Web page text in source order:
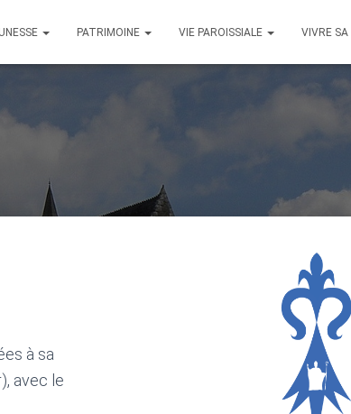
PATRIMOINE VIE PAROISSIALE VIVRE SA
à sa
avec le